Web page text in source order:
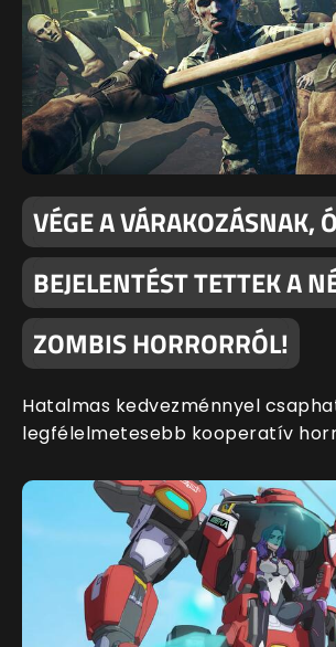
VÉGE A VÁRAKOZÁSNAK,
BEJELENTÉST TETTEK A
ZOMBIS HORRORRÓL!
Hatalmas kedvezménnyel
legfélelmetesebb kooperatív